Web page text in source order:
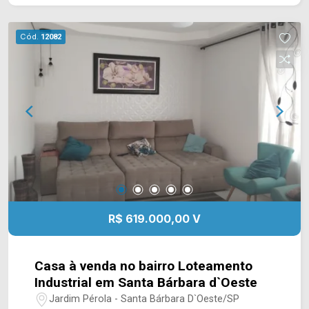
oferece ainda uma ótima área de lazer com
piscina aquecida, sauna e salão de festas,
academia e brinquedoteca. > 03 quartos, todos
suíte; > 02 banheiros, sendo 01 social, 01 lavabo;
> 02 vaga de garagem, coberta. Localizado
fácil acesso as avenidas de maior fluxo e Centro,
essa região conta com supermercados,
farmácias, restaurantes e comércio em geral.
Para saber mais sobre o imóvel ou para agendar
uma visita, entre em contato conosco: Telefone e
Whatsapp Arbix: (19) 3475-4546 ARBIX IMÓVEIS
- Presente em cada mudança!
Cód. 12082
R$ 619.000,00 V
Casa à venda no bairro Loteamento
Industrial em Santa Bárbara d`Oeste
Jardim Pérola - Santa Bárbara D`Oeste/SP